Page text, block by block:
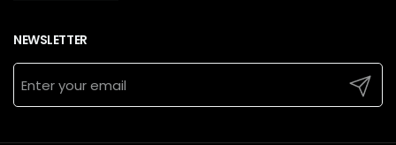
NEWSLETTER
Submit